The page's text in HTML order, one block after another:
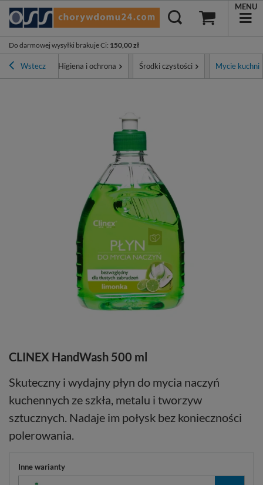
Do darmowej wysyłki brakuje Ci: 150,00 zł
MENU
Wstecz
główna Higiena i ochrona Środki czystości Mycie kuchni
CLINEX HandWash 500 ml
Skuteczny i wydajny płyn do mycia naczyń
kuchennych ze szkła, metalu i tworzyw
sztucznych. Nadaje im połysk bez konieczności
polerowania.
Inne warianty